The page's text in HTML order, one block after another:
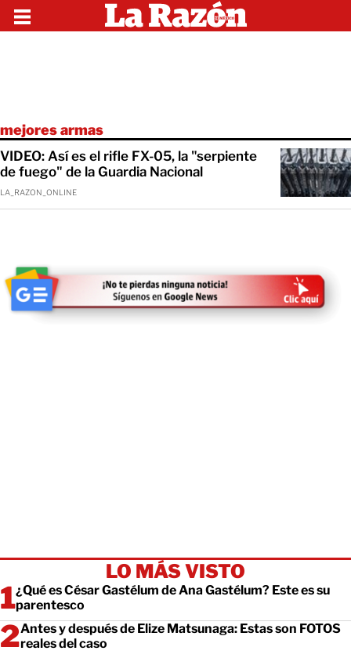
mejores armas
VIDEO: Así es el rifle FX-05, la "serpiente
de fuego" de la Guardia Nacional
LA_RAZON_ONLINE
LO MÁS VISTO
¿Qué es César Gastélum de Ana Gastélum? Este es su
parentesco
Antes y después de Elize Matsunaga: Estas son FOTOS
reales del caso